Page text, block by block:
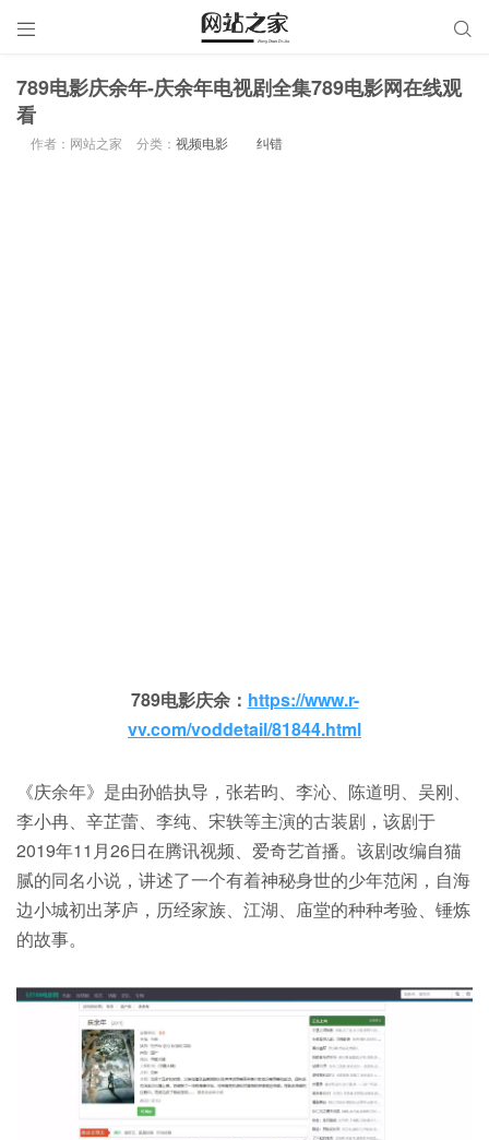
 
789电影庆余年-庆余年电视剧全集789电影网在线观
看
作者：网站之家 分类： 视频电影 纠错
789电影庆余： https://www.r-
vv.com/voddetail/81844.html
《庆余年》是由孙皓执导，张若昀、李沁、陈道明、吴刚、
李小冉、辛芷蕾、李纯、宋轶等主演的古装剧，该剧于
2019年11月26日在腾讯视频、爱奇艺首播。该剧改编自猫
腻的同名小说，讲述了一个有着神秘身世的少年范闲，自海
边小城初出茅庐，历经家族、江湖、庙堂的种种考验、锤炼
的故事。